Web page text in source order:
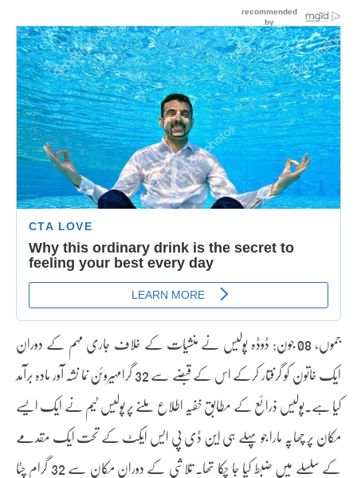
جموں, 08 جون: ڈوڈہ پولیس نے منشیات کے خلاف جاری مہم کے دوران
ایک خاتون کو گرفتار کرکے اس کے قبضے سے 32 گرامہیروئن نما نشہ آور مادہ برآمد
کیا ہے۔پولیس ذرائع کے مطابق خفیہ اطلاع ملنے پر پولیس ٹیم نے ایک ایسے
مکان پر چھاپہ مارا جو پہلے ہی این ڈی پی ایس ایکٹ کے تحت ایک مقدمے
کے سلسلے میں ضبط کیا جا چکا تھا۔ تلاشی کے دوران مکان سے 32 گرام چٹا